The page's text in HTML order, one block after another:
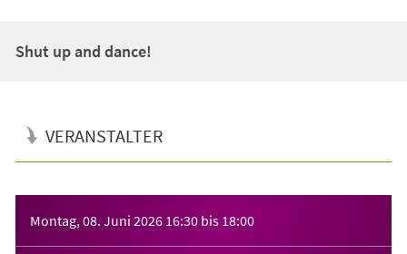
Shut up and dance!
VERANSTALTER
Montag, 08. Juni 2026 16:30 bis 18:00